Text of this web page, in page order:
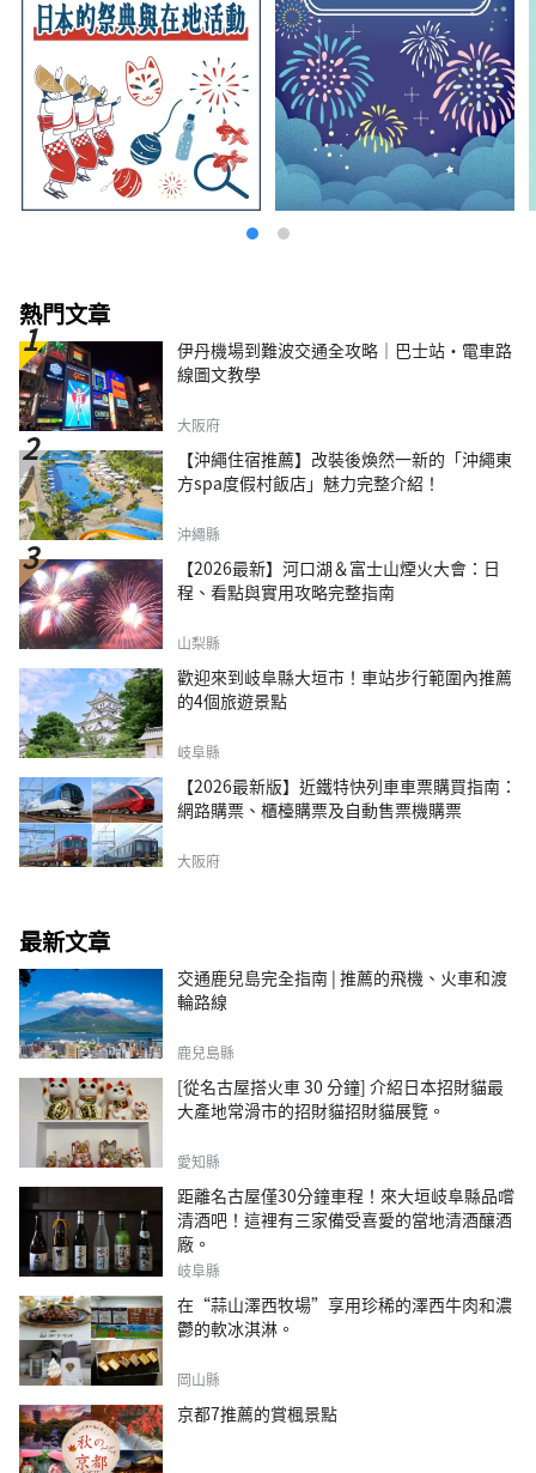
熱門文章
伊丹機場到難波交通全攻略｜巴士站・電車路
線圖文教學
大阪府
【沖繩住宿推薦】改裝後煥然一新的「沖繩東
方spa度假村飯店」魅力完整介紹！
沖繩縣
【2026最新】河口湖＆富士山煙火大會：日
程、看點與實用攻略完整指南
山梨縣
歡迎來到岐阜縣大垣市！車站步行範圍內推薦
的4個旅遊景點
岐阜縣
【2026最新版】近鐵特快列車車票購買指南：
網路購票、櫃檯購票及自動售票機購票
大阪府
最新文章
交通鹿兒島完全指南 | 推薦的飛機、火車和渡
輪路線
鹿兒島縣
[從名古屋搭火車 30 分鐘] 介紹日本招財貓最
大產地常滑市的招財貓招財貓展覽。
愛知縣
距離名古屋僅30分鐘車程！來大垣岐阜縣品嚐
清酒吧！這裡有三家備受喜愛的當地清酒釀酒
廠。
岐阜縣
在“蒜山澤西牧場”享用珍稀的澤西牛肉和濃
鬱的軟冰淇淋。
岡山縣
京都7推薦的賞楓景點